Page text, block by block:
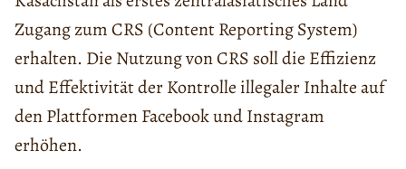
Zugang zum CRS (Content Reporting System)
erhalten. Die Nutzung von CRS soll die Effizienz
und Effektivität der Kontrolle illegaler Inhalte auf
den Plattformen Facebook und Instagram
erhöhen.